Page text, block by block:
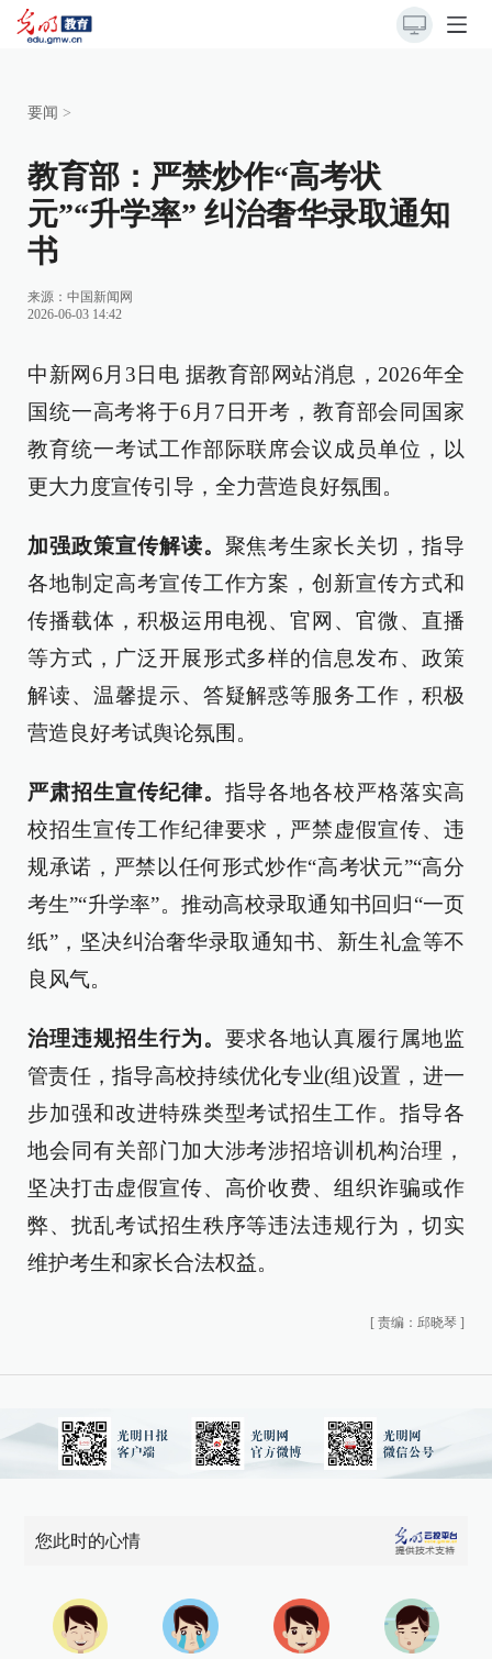
要闻 >
教育部：严禁炒作“高考状
元”“升学率” 纠治奢华录取通知
书
来源： 中国新闻网
2026-06-03 14:42
中新网6月3日电 据教育部网站消息，2026年全
国统一高考将于6月7日开考，教育部会同国家
教育统一考试工作部际联席会议成员单位，以
更大力度宣传引导，全力营造良好氛围。
加强政策宣传解读。 聚焦考生家长关切，指导
各地制定高考宣传工作方案，创新宣传方式和
传播载体，积极运用电视、官网、官微、直播
等方式，广泛开展形式多样的信息发布、政策
解读、温馨提示、答疑解惑等服务工作，积极
营造良好考试舆论氛围。
严肃招生宣传纪律。 指导各地各校严格落实高
校招生宣传工作纪律要求，严禁虚假宣传、违
规承诺，严禁以任何形式炒作“高考状元”“高分
考生”“升学率”。推动高校录取通知书回归“一页
纸”，坚决纠治奢华录取通知书、新生礼盒等不
良风气。
治理违规招生行为。 要求各地认真履行属地监
管责任，指导高校持续优化专业(组)设置，进一
步加强和改进特殊类型考试招生工作。指导各
地会同有关部门加大涉考涉招培训机构治理，
坚决打击虚假宣传、高价收费、组织诈骗或作
弊、扰乱考试招生秩序等违法违规行为，切实
维护考生和家长合法权益。
[ 责编：邱晓琴 ]
您此时的心情